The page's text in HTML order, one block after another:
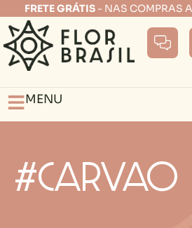
FRETE GRÁTIS - NAS COMPRAS
MENU
#carvao